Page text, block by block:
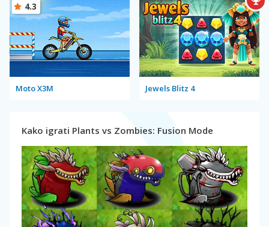
Moto X3M
4.3
Jewels Blitz 4
Kako igrati Plants vs Zombies: Fusion Mode